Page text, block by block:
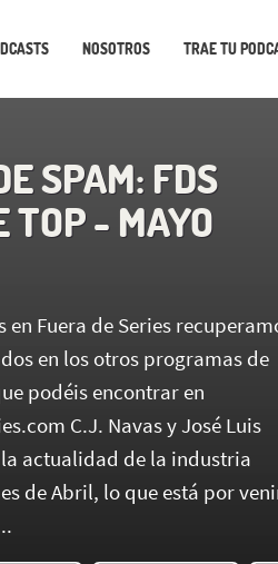
NOSOTROS TRAE TU
SPAM: FDS
TOP - MAYO
en Fuera de Series
en los otros programas de
podéis encontrar en
C.J. Navas y José Luis
actualidad de la industria
de Abril, lo que está por